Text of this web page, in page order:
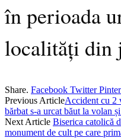
în perioada
localități din
Share. Facebook Twitter
Previous ArticleAccident cu 2
bărbat s-a urcat băut la volan
Next Article Biserica catolică
monument de cult pe care